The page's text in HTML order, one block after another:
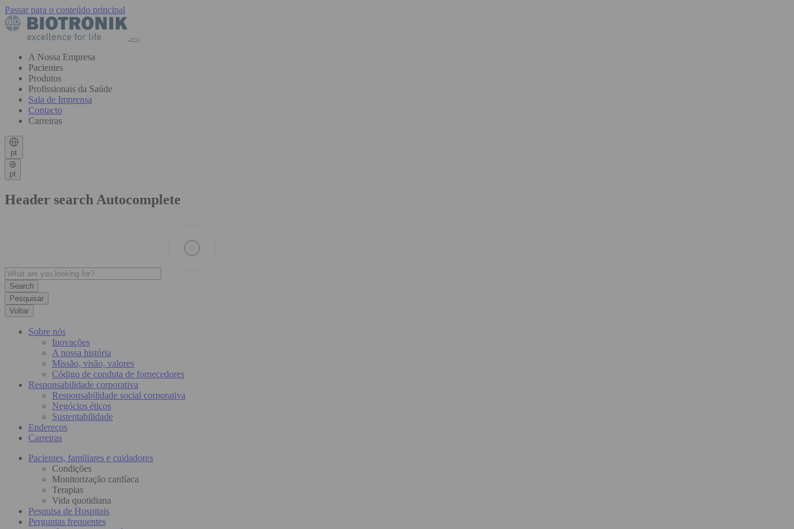
Passar para o conteúdo principal
A Nossa Empresa
Pacientes
Produtos
Profissionais da Saúde
Sala de Imprensa
Contacto
Carreiras
pt
pt
Header search Autocomplete
Pesquisar
Voltar
Sobre nós
Inovações
A nossa história
Missão, visão, valores
Código de conduta de fornecedores
Responsabilidade corporativa
Responsabilidade social corporativa
Negócios éticos
Sustentabilidade
Endereços
Carreiras
Pacientes, familiares e cuidadores
Condições
Monitorização cardíaca
Terapias
Vida quotidiana
Pesquisa de Hospitais
Perguntas frequentes